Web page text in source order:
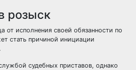
розыск
от исполнения своей обязанности по
стать причиной инициации
судебных приставов, однако